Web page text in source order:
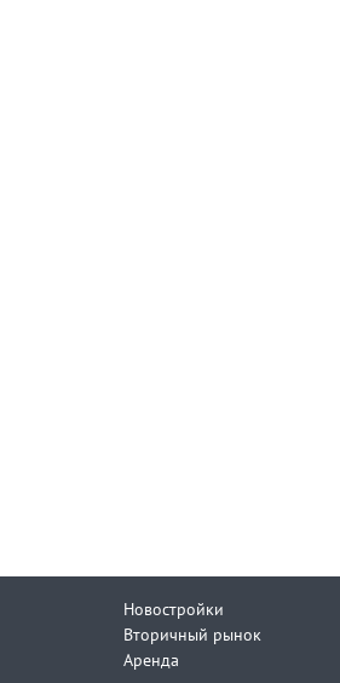
Новостройки
Вторичный рынок
Аренда